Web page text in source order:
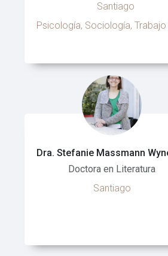
Santiago
Psicología, Sociología,
Dra. Stefanie Massmann
Doctora en Literatura
Santiago